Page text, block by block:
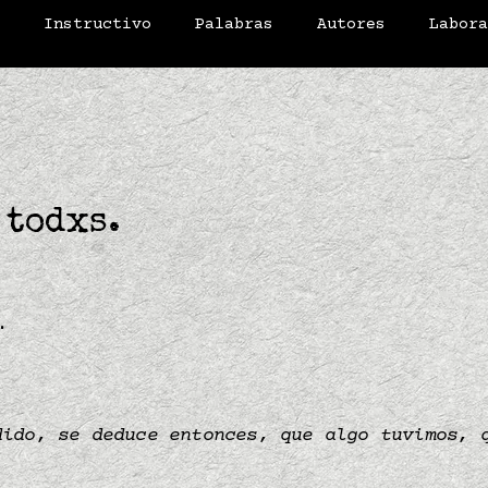
Instructivo Palabras Autores
todxs.
se deduce entonces, que algo tuvimos,